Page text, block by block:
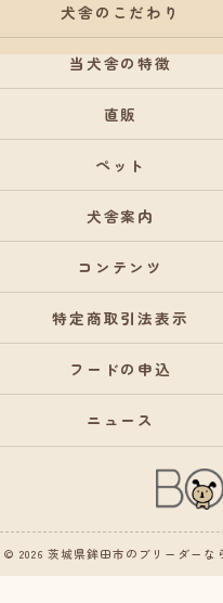
犬舎のこだわり
当犬舎の特徴
直販
ペット
犬舎案内
コンテンツ
特定商取引法表示
フードの申込
ニュース
© 2026 茨城県鉾田市のブリーダーな